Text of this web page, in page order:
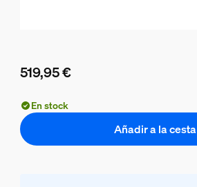
519,95 €
En stock
Añadir a la cesta